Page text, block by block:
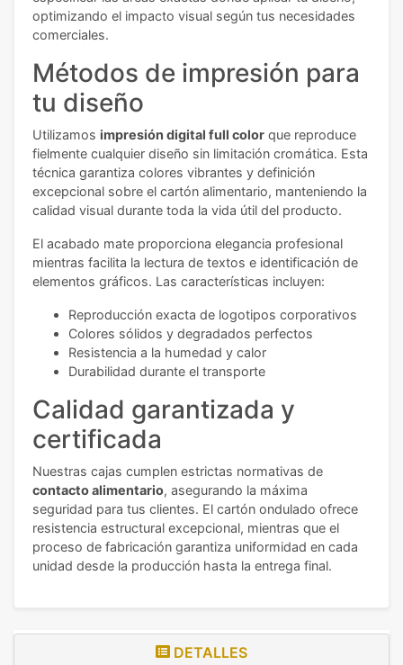
optimizando el impacto visual según tus necesidades
comerciales.
Métodos de impresión para
tu diseño
Utilizamos impresión digital full color que reproduce
fielmente cualquier diseño sin limitación cromática. Esta
técnica garantiza colores vibrantes y definición
excepcional sobre el cartón alimentario, manteniendo la
calidad visual durante toda la vida útil del producto.
El acabado mate proporciona elegancia profesional
mientras facilita la lectura de textos e identificación de
elementos gráficos. Las características incluyen:
Reproducción exacta de logotipos corporativos
Colores sólidos y degradados perfectos
Resistencia a la humedad y calor
Durabilidad durante el transporte
Calidad garantizada y
certificada
Nuestras cajas cumplen estrictas normativas de
contacto alimentario, asegurando la máxima
seguridad para tus clientes. El cartón ondulado ofrece
resistencia estructural excepcional, mientras que el
proceso de fabricación garantiza uniformidad en cada
unidad desde la producción hasta la entrega final.
DETALLES